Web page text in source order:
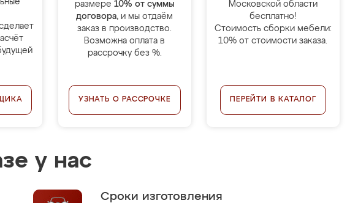
размере 10% от суммы
договора, и мы отдаём
заказ в производство.
Возможна оплата в
рассрочку без %.
УЗНАТЬ О РАССРОЧКЕ
Московской области
бесплатно!
Стоимость сборки мебели:
10% от стоимости заказа.
ПЕРЕЙТИ В КАТАЛОГ
у нас
Сроки изготовления